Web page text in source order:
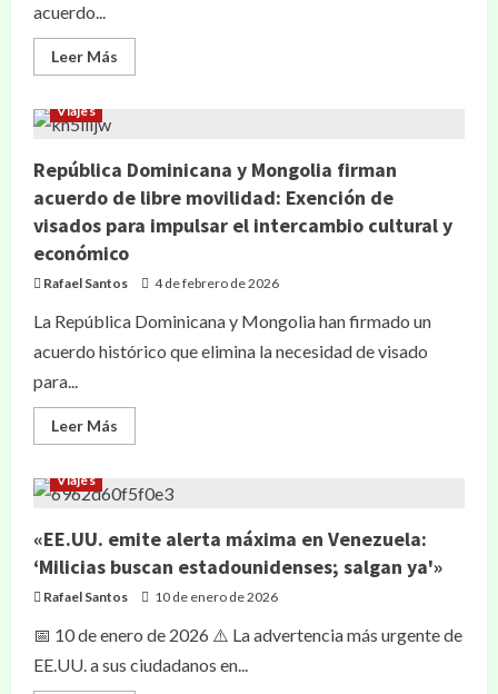
acuerdo...
Leer Más
Viajes
República Dominicana y Mongolia firman
acuerdo de libre movilidad: Exención de
visados para impulsar el intercambio cultural y
económico
Rafael Santos 4 de febrero de 2026
La República Dominicana y Mongolia han firmado un
acuerdo histórico que elimina la necesidad de visado
para...
Leer Más
Viajes
«EE.UU. emite alerta máxima en Venezuela:
‘Milicias buscan estadounidenses; salgan ya'»
Rafael Santos 10 de enero de 2026
📅 10 de enero de 2026 ⚠️ La advertencia más urgente de
EE.UU. a sus ciudadanos en...